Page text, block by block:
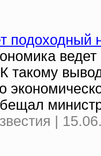
подоходный
такому
|